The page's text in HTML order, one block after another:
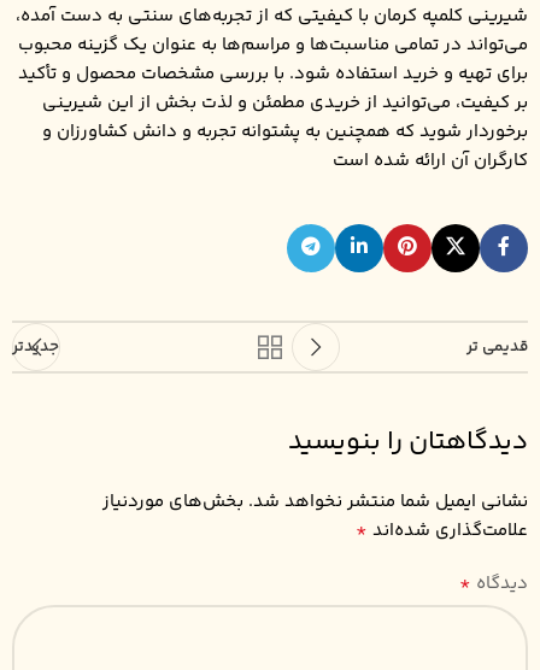
شیرینی کلمپه کرمان با کیفیتی که از تجربه‌های سنتی به دست آمده،
می‌تواند در تمامی مناسبت‌ها و مراسم‌ها به عنوان یک گزینه محبوب
برای تهیه و خرید استفاده شود. با بررسی مشخصات محصول و تأکید
بر کیفیت، می‌توانید از خریدی مطمئن و لذت بخش از این شیرینی
برخوردار شوید که همچنین به پشتوانه تجربه و دانش کشاورزان و
کارگران آن ارائه شده است
جدیدتر قدیمی تر
دیدگاهتان را بنویسید
نشانی ایمیل شما منتشر نخواهد شد. بخش‌های موردنیاز
علامت‌گذاری شده‌اند *
دیدگاه *